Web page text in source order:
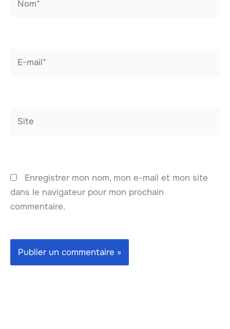
Enregistrer mon nom, mon e-mail et mon site
dans le navigateur pour mon prochain
commentaire.